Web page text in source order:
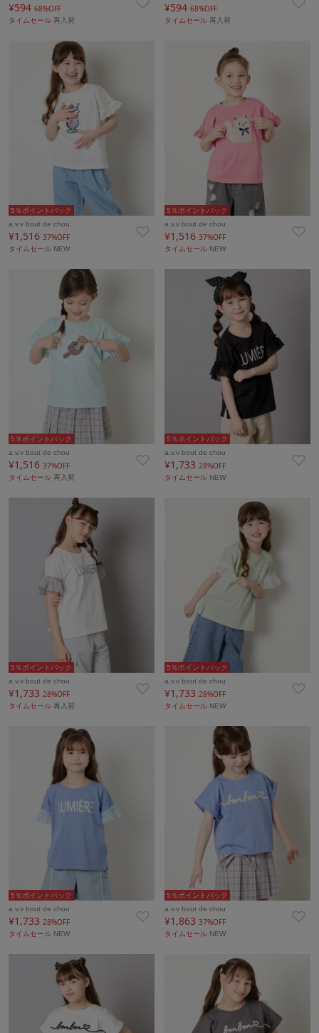
¥594 68%OFF
タイムセール 再入荷
¥59468%OFF
タイムセール再入荷
5％ポイントバック
a.v.v bout de chou
¥1,516 37%OFF
タイムセール NEW
5％ポイントバック
a.v.v bout de chou
¥1,51637%OFF
タイムセール NEW
5％ポイントバック
a.v.v bout de chou
¥1,516 37%OFF
タイムセール 再入荷
5％ポイントバック
a.v.v bout de chou
¥1,733 28%OFF
タイムセール NEW
5％ポイントバック
a.v.v bout de chou
¥1,733 28%OFF
タイムセール 再入荷
5％ポイントバック
a.v.v bout de chou
¥1,733 28%OFF
タイムセール NEW
5％ポイントバック
a.v.v bout de chou
¥1,733 28%OFF
タイムセール NEW
5％ポイントバック
a.v.v bout de chou
¥1,86337%OFF
タイムセール NEW